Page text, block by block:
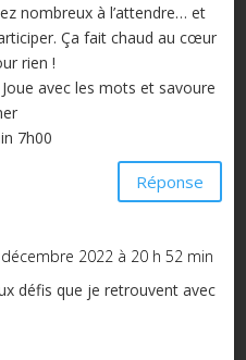
nombreux à l’attendre… et
Ça fait chaud au cœur
rien !
avec les mots et savoure
7h00
Réponse
2022 à 20 h 52 min
défis que je retrouvent avec